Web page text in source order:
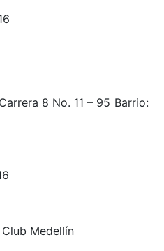
8 No. 11 – 95 Barrio:
Medellín